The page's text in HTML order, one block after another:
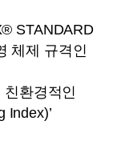
STANDARD
체제 규격인
환경적인
Index)’